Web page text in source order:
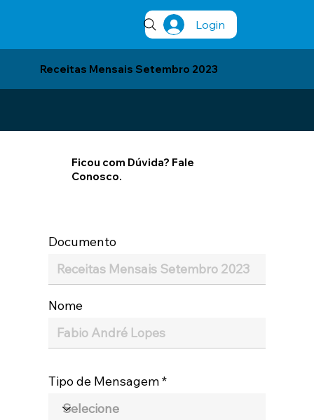
Login
Receitas Mensais Setembro 2023
Ficou com Dúvida? Fale
Conosco.
Documento
Nome
Tipo de Mensagem